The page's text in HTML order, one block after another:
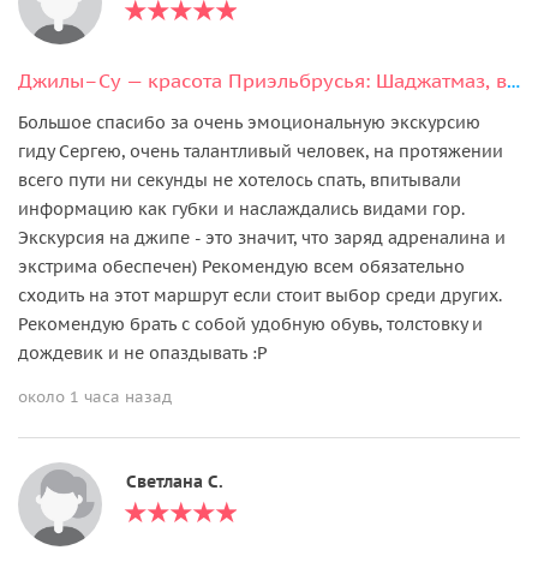
Джилы–Су — красота Приэльбрусья: Шаджатмаз, водопады, ущелье Харбас
Большое спасибо за очень эмоциональную экскурсию
гиду Сергею, очень талантливый человек, на протяжении
всего пути ни секунды не хотелось спать, впитывали
информацию как губки и наслаждались видами гор.
Экскурсия на джипе - это значит, что заряд адреналина и
экстрима обеспечен) Рекомендую всем обязательно
сходить на этот маршрут если стоит выбор среди других.
Рекомендую брать с собой удобную обувь, толстовку и
дождевик и не опаздывать :P
около 1 часа назад
Светлана С.